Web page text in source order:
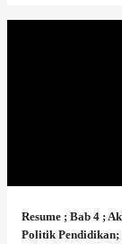
Resume ; Bab 4 ;
Politik Pendidikan;